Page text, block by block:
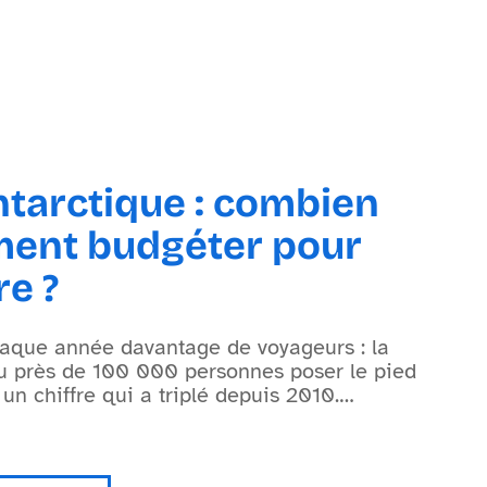
: combien
budgéter pour
?
année davantage de voyageurs : la
près de 100 000 personnes poser le pied
chiffre qui a triplé depuis 2010.…